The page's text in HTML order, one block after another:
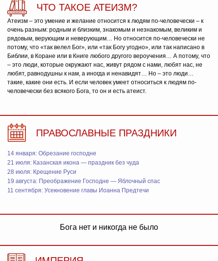
ЧТО ТАКОЕ АТЕИЗМ?
Атеизм – это умение и желание относится к людям по-человечески – к
очень разным: родным и близким, знакомым и незнакомым, великим и
рядовым, верующим и неверующим… Но относится по-человечески не
потому, что «так велел Бог», или «так Богу угодно», или так написано в
Библии, в Коране или в Книге любого другого вероучения… А потому, что
– это люди, которые окружают нас, живут рядом с нами, любят нас, не
любят, равнодушны к нам, а иногда и ненавидят… Но – это люди…
такие, какие они есть. И если человек умеет относиться к людям по-
человечески без всякого Бога, то он и есть атеист.
ПРАВОСЛАВНЫЕ ПРАЗДНИКИ
14 января: Обрезание господне
21 июля: Казанская икона — праздник без чуда
28 июля: Крещение Руси
19 августа: Преображение Господне — Яблочный спас
11 сентября: Усекновение главы Иоанна Предтечи
Бога нет и никогда не было